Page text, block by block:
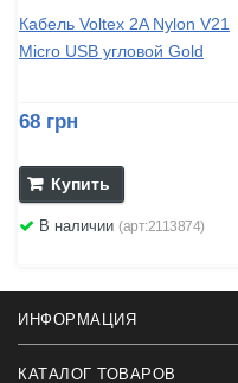
Кабель Voltex 2A Nylon V21
Micro USB угловой Gold
68 грн
Купить
В наличии (арт:2113874)
ИНФОРМАЦИЯ
КАТАЛОГ ТОВАРОВ